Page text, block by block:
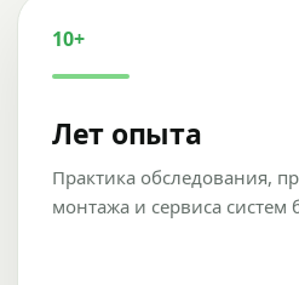
10+
Лет опыта
Практика обследования,
монтажа и сервиса систем